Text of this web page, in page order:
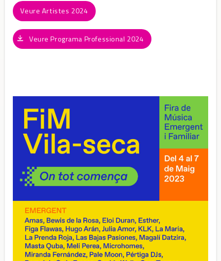
Veure Artistes 2024
Veure Programa Professional 2024